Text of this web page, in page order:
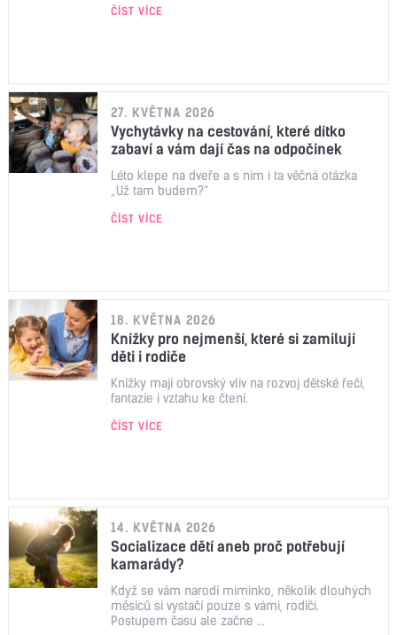
ČÍST VÍCE
27. KVĚTNA 2026
Vychytávky na cestování, které dítko
zabaví a vám dají čas na odpočinek
Léto klepe na dveře a s ním i ta věčná otázka
„Už tam budem?“
ČÍST VÍCE
18. KVĚTNA 2026
Knížky pro nejmenší, které si zamilují
děti i rodiče
Knížky mají obrovský vliv na rozvoj dětské řeči,
fantazie i vztahu ke čtení.
ČÍST VÍCE
14. KVĚTNA 2026
Socializace dětí aneb proč potřebují
kamarády?
Když se vám narodí miminko, několik dlouhých
měsíců si vystačí pouze s vámi, rodiči.
Postupem času ale začne ...